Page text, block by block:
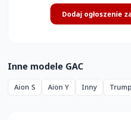
Dodaj ogłoszenie
Inne modele GAC
Aion S Aion Y Inny